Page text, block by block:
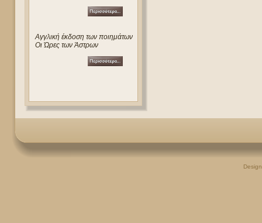
Αγγλική έκδοση των ποιημάτων
Οι Ώρες των Άστρων